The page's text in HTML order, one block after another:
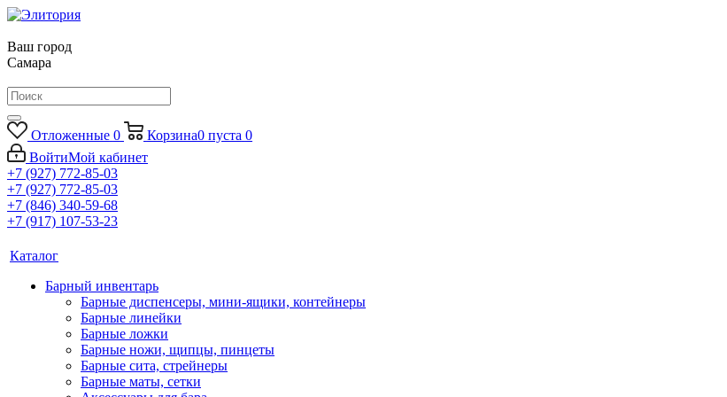
Ваш город
Самара
Отложенные 0 Корзина0 пуста 0
ВойтиМой кабинет
+7 (927) 772-85-03
+7 (927) 772-85-03
+7 (846) 340-59-68
+7 (917) 107-53-23
Каталог
Барный инвентарь
Барные диспенсеры, мини-ящики, контейнеры
Барные линейки
Барные ложки
Барные ножи, щипцы, пинцеты
Барные сита, стрейнеры
Барные маты, сетки